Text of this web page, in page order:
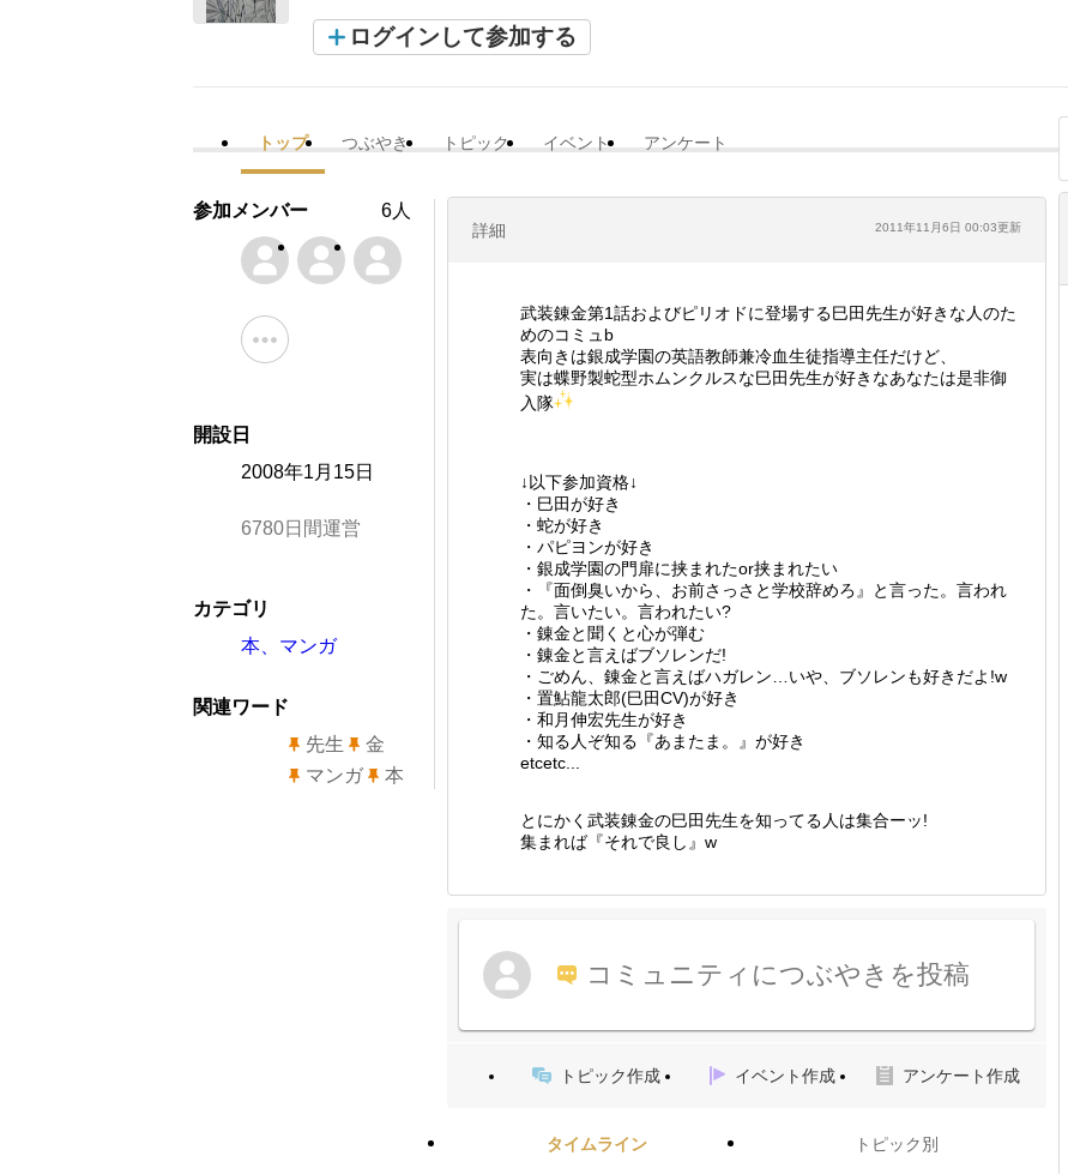
ログインして参加する
トップ つぶやき トピック イベント アンケート
詳細 2011年11月6日 00:03更新
武装錬金第1話およびピリオドに登場する巳田先生が好きな人のた
めのコミュb
表向きは銀成学園の英語教師兼冷血生徒指導主任だけど、
実は蝶野製蛇型ホムンクルスな巳田先生が好きなあなたは是非御
入隊
↓以下参加資格↓
・巳田が好き
・蛇が好き
・パピヨンが好き
・銀成学園の門扉に挟まれたor挟まれたい
・『面倒臭いから、お前さっさと学校辞めろ』と言った。言われ
た。言いたい。言われたい?
・錬金と聞くと心が弾む
・錬金と言えばブソレンだ!
・ごめん、錬金と言えばハガレン…いや、ブソレンも好きだよ!w
・置鮎龍太郎(巳田CV)が好き
・和月伸宏先生が好き
・知る人ぞ知る『あまたま。』が好き
etcetc...
とにかく武装錬金の巳田先生を知ってる人は集合ーッ!
集まれば『それで良し』w
コミュニティにつぶやきを投稿
トピック作成 イベント作成 アンケート作成
タイムライン トピック別
参加メンバー 6人
開設日
2008年1月15日
6780日間運営
カテゴリ
本、マンガ
関連ワード
先生
金
マンガ
本